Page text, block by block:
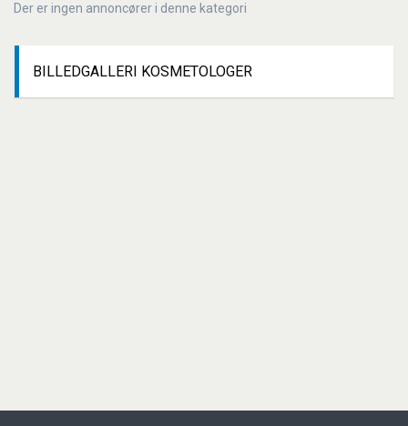
Der er ingen annoncører i denne kategori
BILLEDGALLERI KOSMETOLOGER